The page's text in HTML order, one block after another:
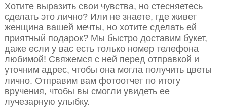
Хотите выразить свои чувства, но стесняетесь
сделать это лично? Или не знаете, где живет
женщина вашей мечты, но хотите сделать ей
приятный подарок? Мы быстро доставим букет,
даже если у вас есть только номер телефона
любимой! Свяжемся с ней перед отправкой и
уточним адрес, чтобы она могла получить цветы
лично. Отправим вам фотоотчет по итогу
вручения, чтобы вы смогли увидеть ее
лучезарную улыбку.